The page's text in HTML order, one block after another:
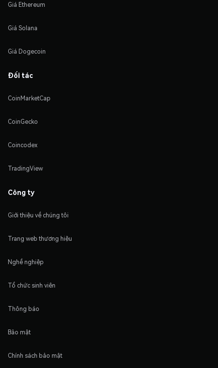
Giá Ethereum
Giá Solana
Giá Dogecoin
Đối tác
CoinMarketCap
CoinGecko
Coincodex
TradingView
Công ty
Giới thiệu về chúng tôi
Trang web thương hiệu
Nghề nghiệp
Tổ chức sinh viên
Thông báo
Bảo mật
Chính sách bảo mật